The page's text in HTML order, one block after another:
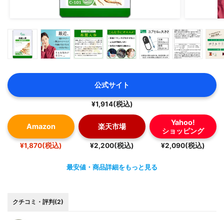
公式サイト
¥1,914(税込)
Amazon
¥1,870(税込)
楽天市場
¥2,200(税込)
Yahoo!
ショッピング
¥2,090(税込)
最安値・商品詳細をもっと見る
クチコミ・評判(2)